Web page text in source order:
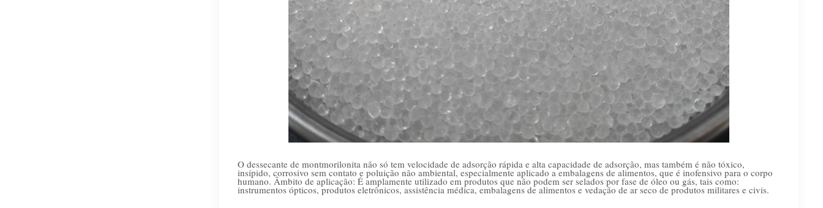
O dessecante de montmorilonita não só tem velocidade de adsorção rápida e alta capacidade de adsorção, mas também é não tóxico,
insípido, corrosivo sem contato e poluição não ambiental, especialmente aplicado a embalagens de alimentos, que é inofensivo para o corpo
humano. Âmbito de aplicação: É amplamente utilizado em produtos que não podem ser selados por fase de óleo ou gás, tais como:
instrumentos ópticos, produtos eletrônicos, assistência médica, embalagens de alimentos e vedação de ar seco de produtos militares e civis.